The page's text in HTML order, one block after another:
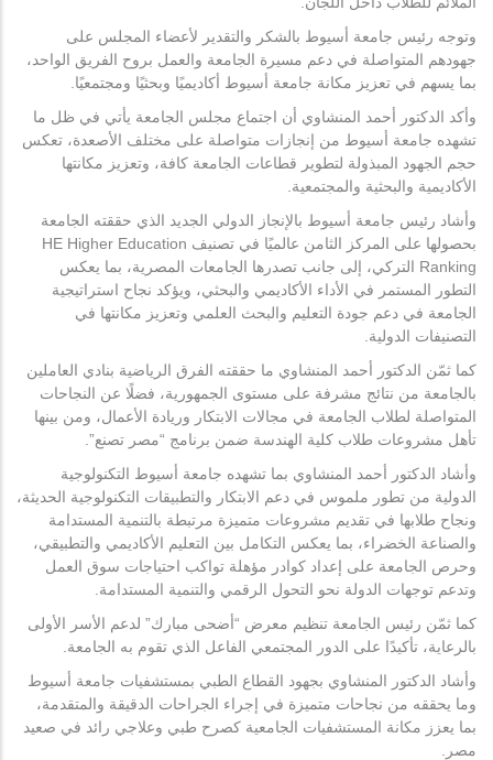
وتوجه رئيس جامعة أسيوط بالشكر والتقدير لأعضاء المجلس على
جهودهم المتواصلة في دعم مسيرة الجامعة والعمل بروح الفريق الواحد،
بما يسهم في تعزيز مكانة جامعة أسيوط أكاديميًا وبحثيًا ومجتمعيًا.
وأكد الدكتور أحمد المنشاوي أن اجتماع مجلس الجامعة يأتي في ظل ما
تشهده جامعة أسيوط من إنجازات متواصلة على مختلف الأصعدة، تعكس
حجم الجهود المبذولة لتطوير قطاعات الجامعة كافة، وتعزيز مكانتها
الأكاديمية والبحثية والمجتمعية.
وأشاد رئيس جامعة أسيوط بالإنجاز الدولي الجديد الذي حققته الجامعة
بحصولها على المركز الثامن عالميًا في تصنيف HE Higher Education
Ranking التركي، إلى جانب تصدرها الجامعات المصرية، بما يعكس
التطور المستمر في الأداء الأكاديمي والبحثي، ويؤكد نجاح استراتيجية
الجامعة في دعم جودة التعليم والبحث العلمي وتعزيز مكانتها في
التصنيفات الدولية.
كما ثمّن الدكتور أحمد المنشاوي ما حققته الفرق الرياضية بنادي العاملين
بالجامعة من نتائج مشرفة على مستوى الجمهورية، فضلًا عن النجاحات
المتواصلة لطلاب الجامعة في مجالات الابتكار وريادة الأعمال، ومن بينها
تأهل مشروعات طلاب كلية الهندسة ضمن برنامج “مصر تصنع”.
وأشاد الدكتور أحمد المنشاوي بما تشهده جامعة أسيوط التكنولوجية
الدولية من تطور ملموس في دعم الابتكار والتطبيقات التكنولوجية الحديثة،
ونجاح طلابها في تقديم مشروعات متميزة مرتبطة بالتنمية المستدامة
والصناعة الخضراء، بما يعكس التكامل بين التعليم الأكاديمي والتطبيقي،
وحرص الجامعة على إعداد كوادر مؤهلة تواكب احتياجات سوق العمل
وتدعم توجهات الدولة نحو التحول الرقمي والتنمية المستدامة.
كما ثمّن رئيس الجامعة تنظيم معرض “أضحى مبارك” لدعم الأسر الأولى
بالرعاية، تأكيدًا على الدور المجتمعي الفاعل الذي تقوم به الجامعة.
وأشاد الدكتور المنشاوي بجهود القطاع الطبي بمستشفيات جامعة أسيوط
وما يحققه من نجاحات متميزة في إجراء الجراحات الدقيقة والمتقدمة،
بما يعزز مكانة المستشفيات الجامعية كصرح طبي وعلاجي رائد في صعيد
مصر.